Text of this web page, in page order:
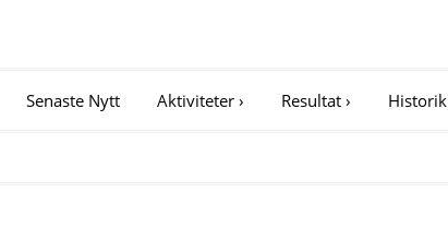
Senaste Nytt Aktiviteter › Resultat › Historik